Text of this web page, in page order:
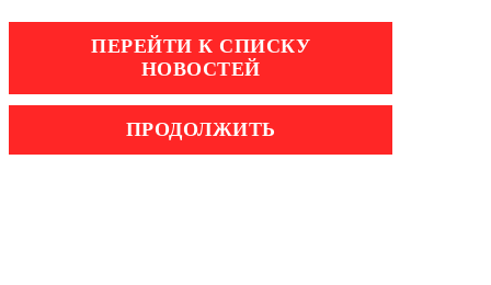
ПЕРЕЙТИ К СПИСКУ
НОВОСТЕЙ
ПРОДОЛЖИТЬ